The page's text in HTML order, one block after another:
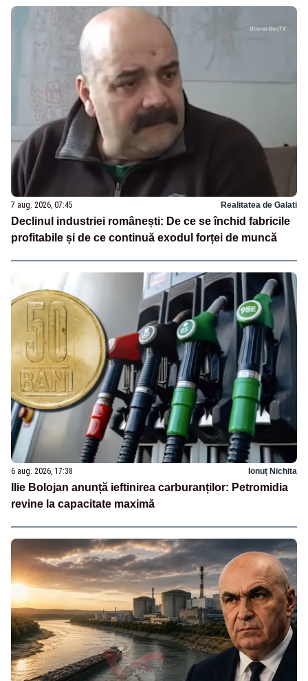
7 aug. 2026, 07:45 Realitatea de Galati
Declinul industriei românești: De ce se închid fabricile
profitabile și de ce continuă exodul forței de muncă
6 aug. 2026, 17:38 Ionuț Nichita
Ilie Bolojan anunță ieftinirea carburanților: Petromidia
revine la capacitate maximă